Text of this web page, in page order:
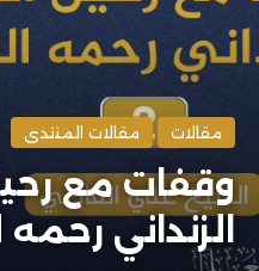
مقالات مقالات المنتدى
وقفات مع
الزنداني رحمه